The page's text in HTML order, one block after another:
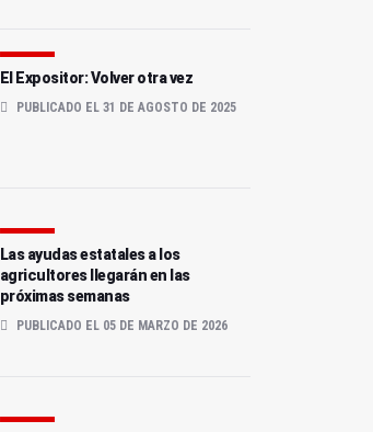
El Expositor: Volver otra vez
PUBLICADO EL 31 DE AGOSTO DE 2025
Las ayudas estatales a los
agricultores llegarán en las
próximas semanas
PUBLICADO EL 05 DE MARZO DE 2026